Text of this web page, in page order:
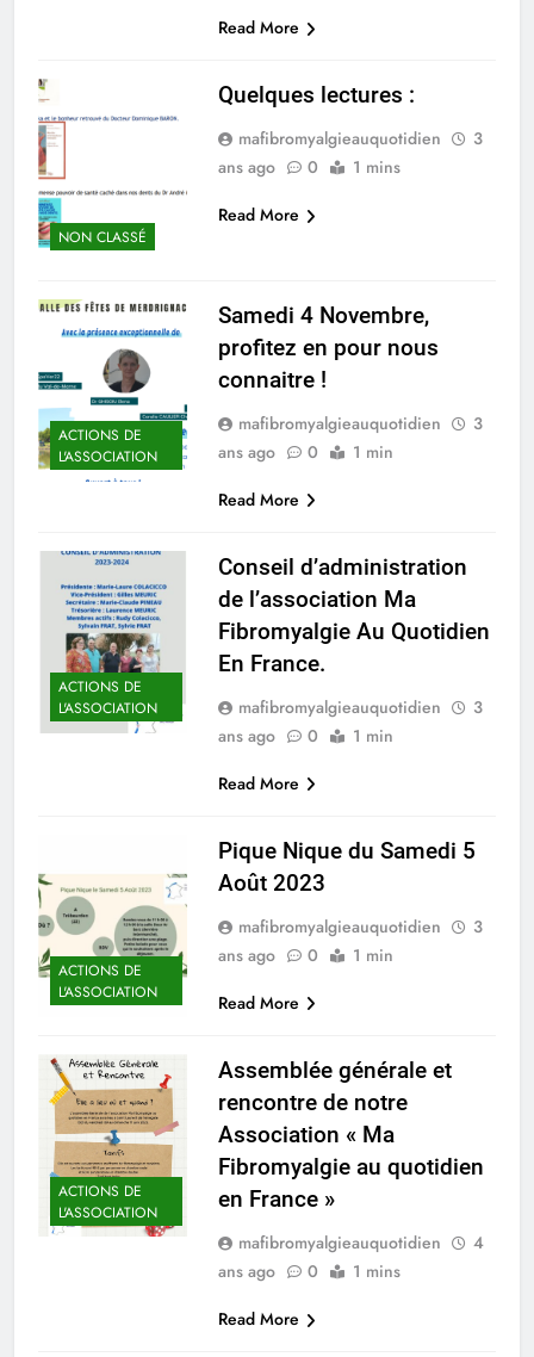
Read More
NON CLASSÉ
Quelques lectures :
mafibromyalgieauquotidien
3
ans ago
0
1 mins
Read More
ACTIONS DE
L'ASSOCIATION
Samedi 4 Novembre,
profitez en pour nous
connaitre !
mafibromyalgieauquotidien
3
ans ago
0
1 min
Read More
ACTIONS DE
L'ASSOCIATION
Conseil d’administration
de l’association Ma
Fibromyalgie Au Quotidien
En France.
mafibromyalgieauquotidien
3
ans ago
0
1 min
Read More
ACTIONS DE
L'ASSOCIATION
Pique Nique du Samedi 5
Août 2023
mafibromyalgieauquotidien
3
ans ago
0
1 min
Read More
ACTIONS DE
L'ASSOCIATION
Assemblée générale et
rencontre de notre
Association « Ma
Fibromyalgie au quotidien
en France »
mafibromyalgieauquotidien
4
ans ago
0
1 mins
Read More